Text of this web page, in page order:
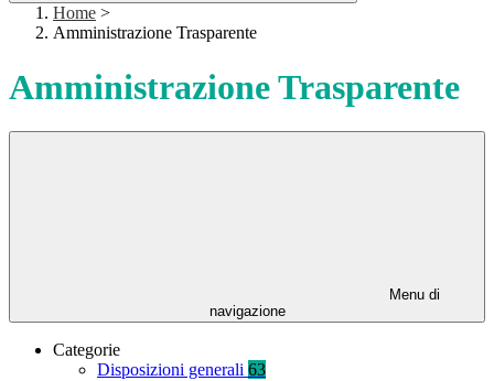
Home >
Amministrazione Trasparente
Amministrazione Trasparente
Menu di
navigazione
Categorie
Disposizioni generali 63